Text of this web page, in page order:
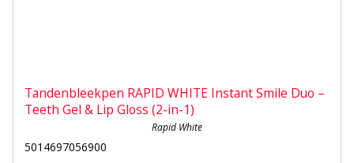
Tandenbleekpen RAPID WHITE Instant Smile Duo –
Teeth Gel & Lip Gloss (2-in-1)
Rapid White
5014697056900